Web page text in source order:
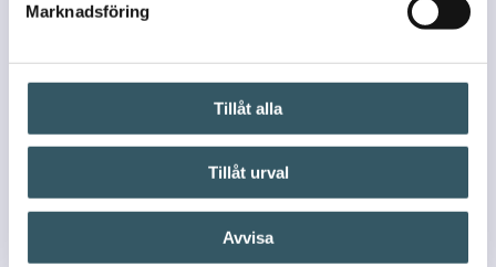
Marknadsföring
Tillåt alla
Tillåt urval
Avvisa